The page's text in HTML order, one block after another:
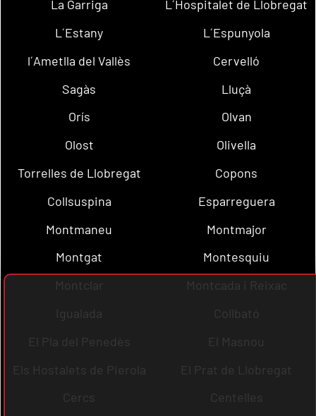
La Garriga
L´Hospitalet de Llobregat
L´Estany
L´Espunyola
l´Ametlla del Vallès
Cervelló
Sagàs
Lluçà
Orís
Olvan
Olost
Olivella
Torrelles de Llobregat
Copons
Collsuspina
Esparreguera
Montmaneu
Montmajor
Montgat
Montesquiu
Montclar
Montcada i Reixac
Igualada
Collbató
El Pla del Penedès
El Masnou
Els Hostalets de Pierola
El Prat de Llobregat
Cercs
Centelles